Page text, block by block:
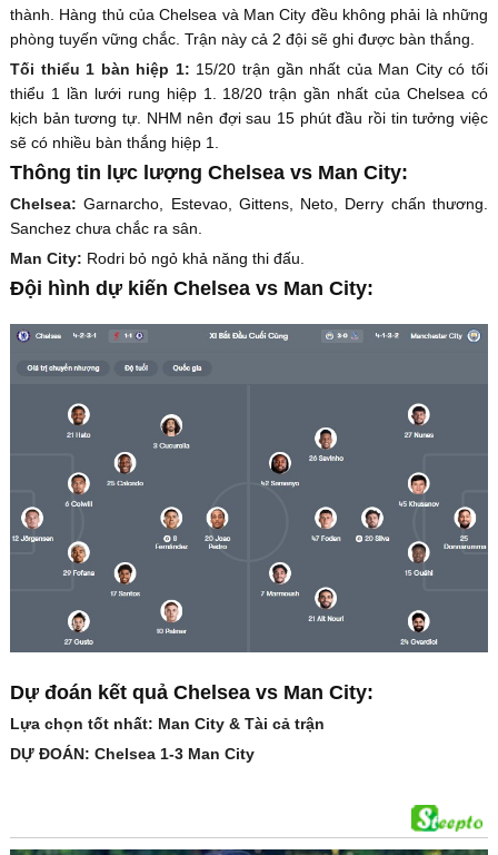
thành. Hàng thủ của Chelsea và Man City đều không phải là những
phòng tuyến vững chắc. Trận này cả 2 đội sẽ ghi được bàn thắng.
Tối thiểu 1 bàn hiệp 1: 15/20 trận gần nhất của Man City có tối
thiểu 1 lần lưới rung hiệp 1. 18/20 trận gần nhất của Chelsea có
kịch bản tương tự. NHM nên đợi sau 15 phút đầu rồi tin tưởng việc
sẽ có nhiều bàn thắng hiệp 1.
Thông tin lực lượng Chelsea vs Man City:
Chelsea:Garnarcho, Estevao, Gittens, Neto, Derry chấn thương.
Sanchez chưa chắc ra sân.
Man City: Rodri bỏ ngỏ khả năng thi đấu.
Đội hình dự kiến Chelsea vs Man City:
Dự đoán kết quả Chelsea vs Man City:
Lựa chọn tốt nhất: Man City & Tài cả trận
DỰ ĐOÁN: Chelsea 1-3 Man City